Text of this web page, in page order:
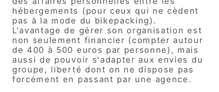
hébergements (pour ceux qui ne cèdent
pas à la mode du bikepacking).
L'avantage de gérer son organisation est
non seulement financier (compter autour
de 400 à 500 euros par personne), mais
aussi de pouvoir s'adapter aux envies du
groupe, liberté dont on ne dispose pas
forcément en passant par une agence.